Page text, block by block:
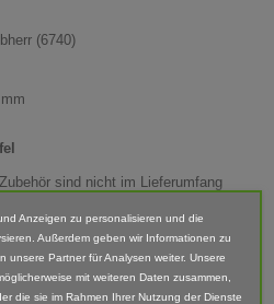
(6740)
sind nicht im Lieferumfang
gefertigt und von Hand
Form, Farbe und Ausführung
Anzeigen zu personalisieren und die
Außerdem geben wir Informationen zu
unsere Partner für Analysen weiter. Unsere
mit weiteren Daten zusammen,
die sie im Rahmen Ihrer Nutzung der Dienste